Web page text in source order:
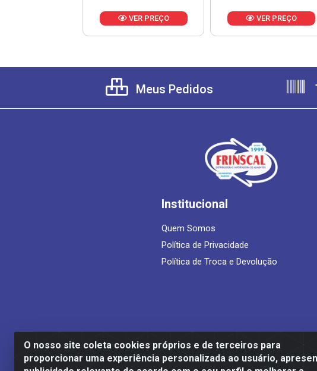
VER PREÇO VER PREÇO
O nosso site coleta cookies próprios e de terceiros para
proporcionar uma experiência personalizada ao usuário,
Meus Pedidos
Institucional
Quem Somos
Política de Privacidade
Política de Troca e Devolução
Frinscal - Distribuidora e Importadora de Alimentos